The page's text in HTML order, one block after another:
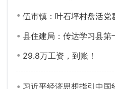
伍市镇：叶石坪村盘活党群微阵地
县住建局：传达学习县第
29.8万工资，到账！
习近平经济思想指引中国经